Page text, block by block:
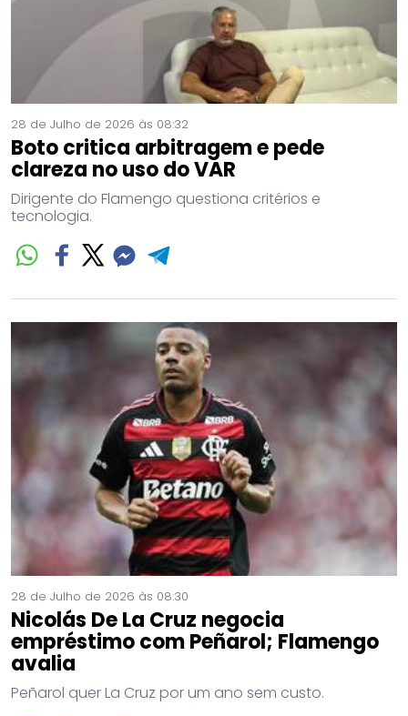
28 de Julho de 2026 às 08:32
Boto critica arbitragem e pede
clareza no uso do VAR
Dirigente do Flamengo questiona critérios e
tecnologia.
28 de Julho de 2026 às 08:30
Nicolás De La Cruz negocia
empréstimo com Peñarol; Flamengo
avalia
Peñarol quer La Cruz por um ano sem custo.